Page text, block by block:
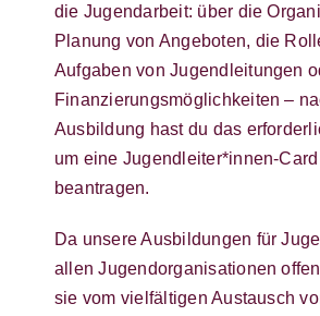
die Jugendarbeit: über die
Planung von Angeboten, die
Aufgaben von Jugendleitungen
Finanzierungsmöglichkeiten –
Ausbildung hast du das
um eine Jugendleiter*innen-
beantragen.
Da unsere Ausbildungen für
allen Jugendorganisationen
sie vom vielfältigen Austausch